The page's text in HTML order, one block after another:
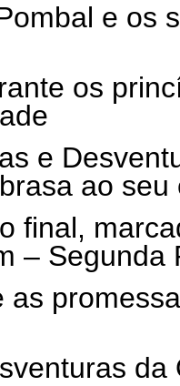
e os
os
e
ao seu
final,
– Segunda
as